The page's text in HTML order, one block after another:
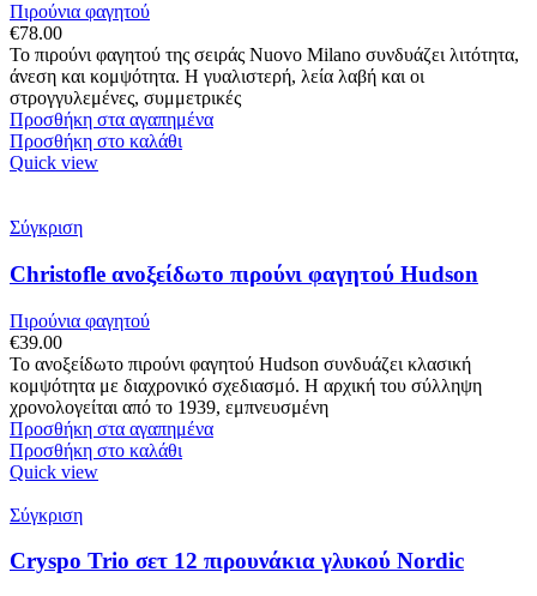
Πιρούνια φαγητού
€78.00
Το πιρούνι φαγητού της σειράς Nuovo Milano συνδυάζει λιτότητα,
άνεση και κομψότητα. Η γυαλιστερή, λεία λαβή και οι
στρογγυλεμένες, συμμετρικές
Προσθήκη στα αγαπημένα
Προσθήκη στο καλάθι
Quick view
Σύγκριση
Christofle ανοξείδωτο πιρούνι φαγητού Hudson
Πιρούνια φαγητού
€39.00
Το ανοξείδωτο πιρούνι φαγητού Hudson συνδυάζει κλασική
κομψότητα με διαχρονικό σχεδιασμό. Η αρχική του σύλληψη
χρονολογείται από το 1939, εμπνευσμένη
Προσθήκη στα αγαπημένα
Προσθήκη στο καλάθι
Quick view
Σύγκριση
Cryspo Trio σετ 12 πιρουνάκια γλυκού Nordic